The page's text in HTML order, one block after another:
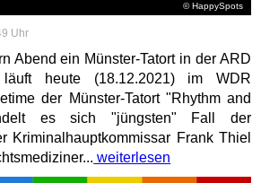
© HappySpots
Uhr
Abend ein Münster-Tatort in der ARD
heute (18.12.2021) im WDR
der Münster-Tatort "Rhythm and
es sich "jüngsten" Fall der
Kriminalhauptkommissar Frank Thiel
weiterlesen